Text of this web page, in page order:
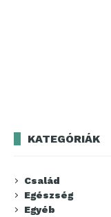
KATEGÓRIÁK
Család
Egészség
Egyéb